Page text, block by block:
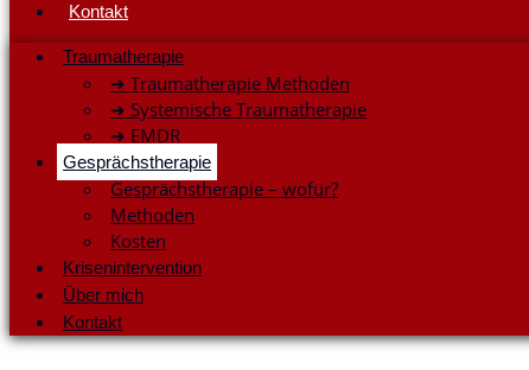
Kontakt
Traumatherapie
➜ Traumatherapie Methoden
➜ Systemische Traumatherapie
➜ EMDR
Gesprächstherapie
Gesprächstherapie – wofür?
Methoden
Kosten
Krisenintervention
Über mich
Kontakt